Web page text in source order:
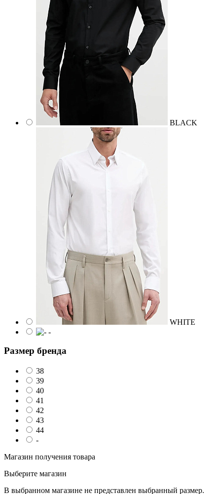
BLACK
WHITE
-
Размер бренда
38
39
40
41
42
43
44
-
Магазин получения товара
Выберите магазин
В выбранном магазине не представлен выбранный размер.